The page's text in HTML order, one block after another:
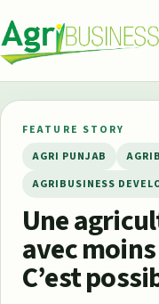
Agribusiness Pakistan
FEATURE STORY
AGRI PUNJAB
AGRIBUSINESS
Une
avec
C’est